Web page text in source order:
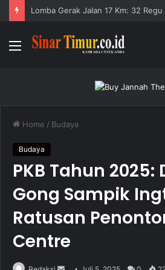
Menu
Home / Budaya
Budaya
PKB Tahun 2025:
Gong Sampik
Ratusan
Centre